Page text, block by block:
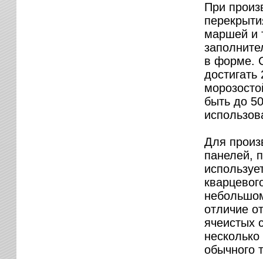
При
маршей и
в форме.
быть до
Для
панелей,
отличие
ячеистых
обычного